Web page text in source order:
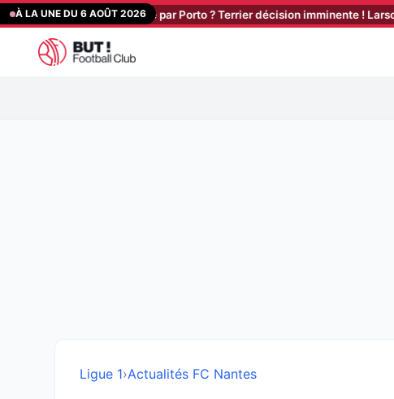
Aller
au
contenu
À LA UNE DU 6 AOÛT 2026
: Stassin relancé par Porto ? Terrier décision imminente ! Larsonneur
Ligue 1›Actualités FC Nantes